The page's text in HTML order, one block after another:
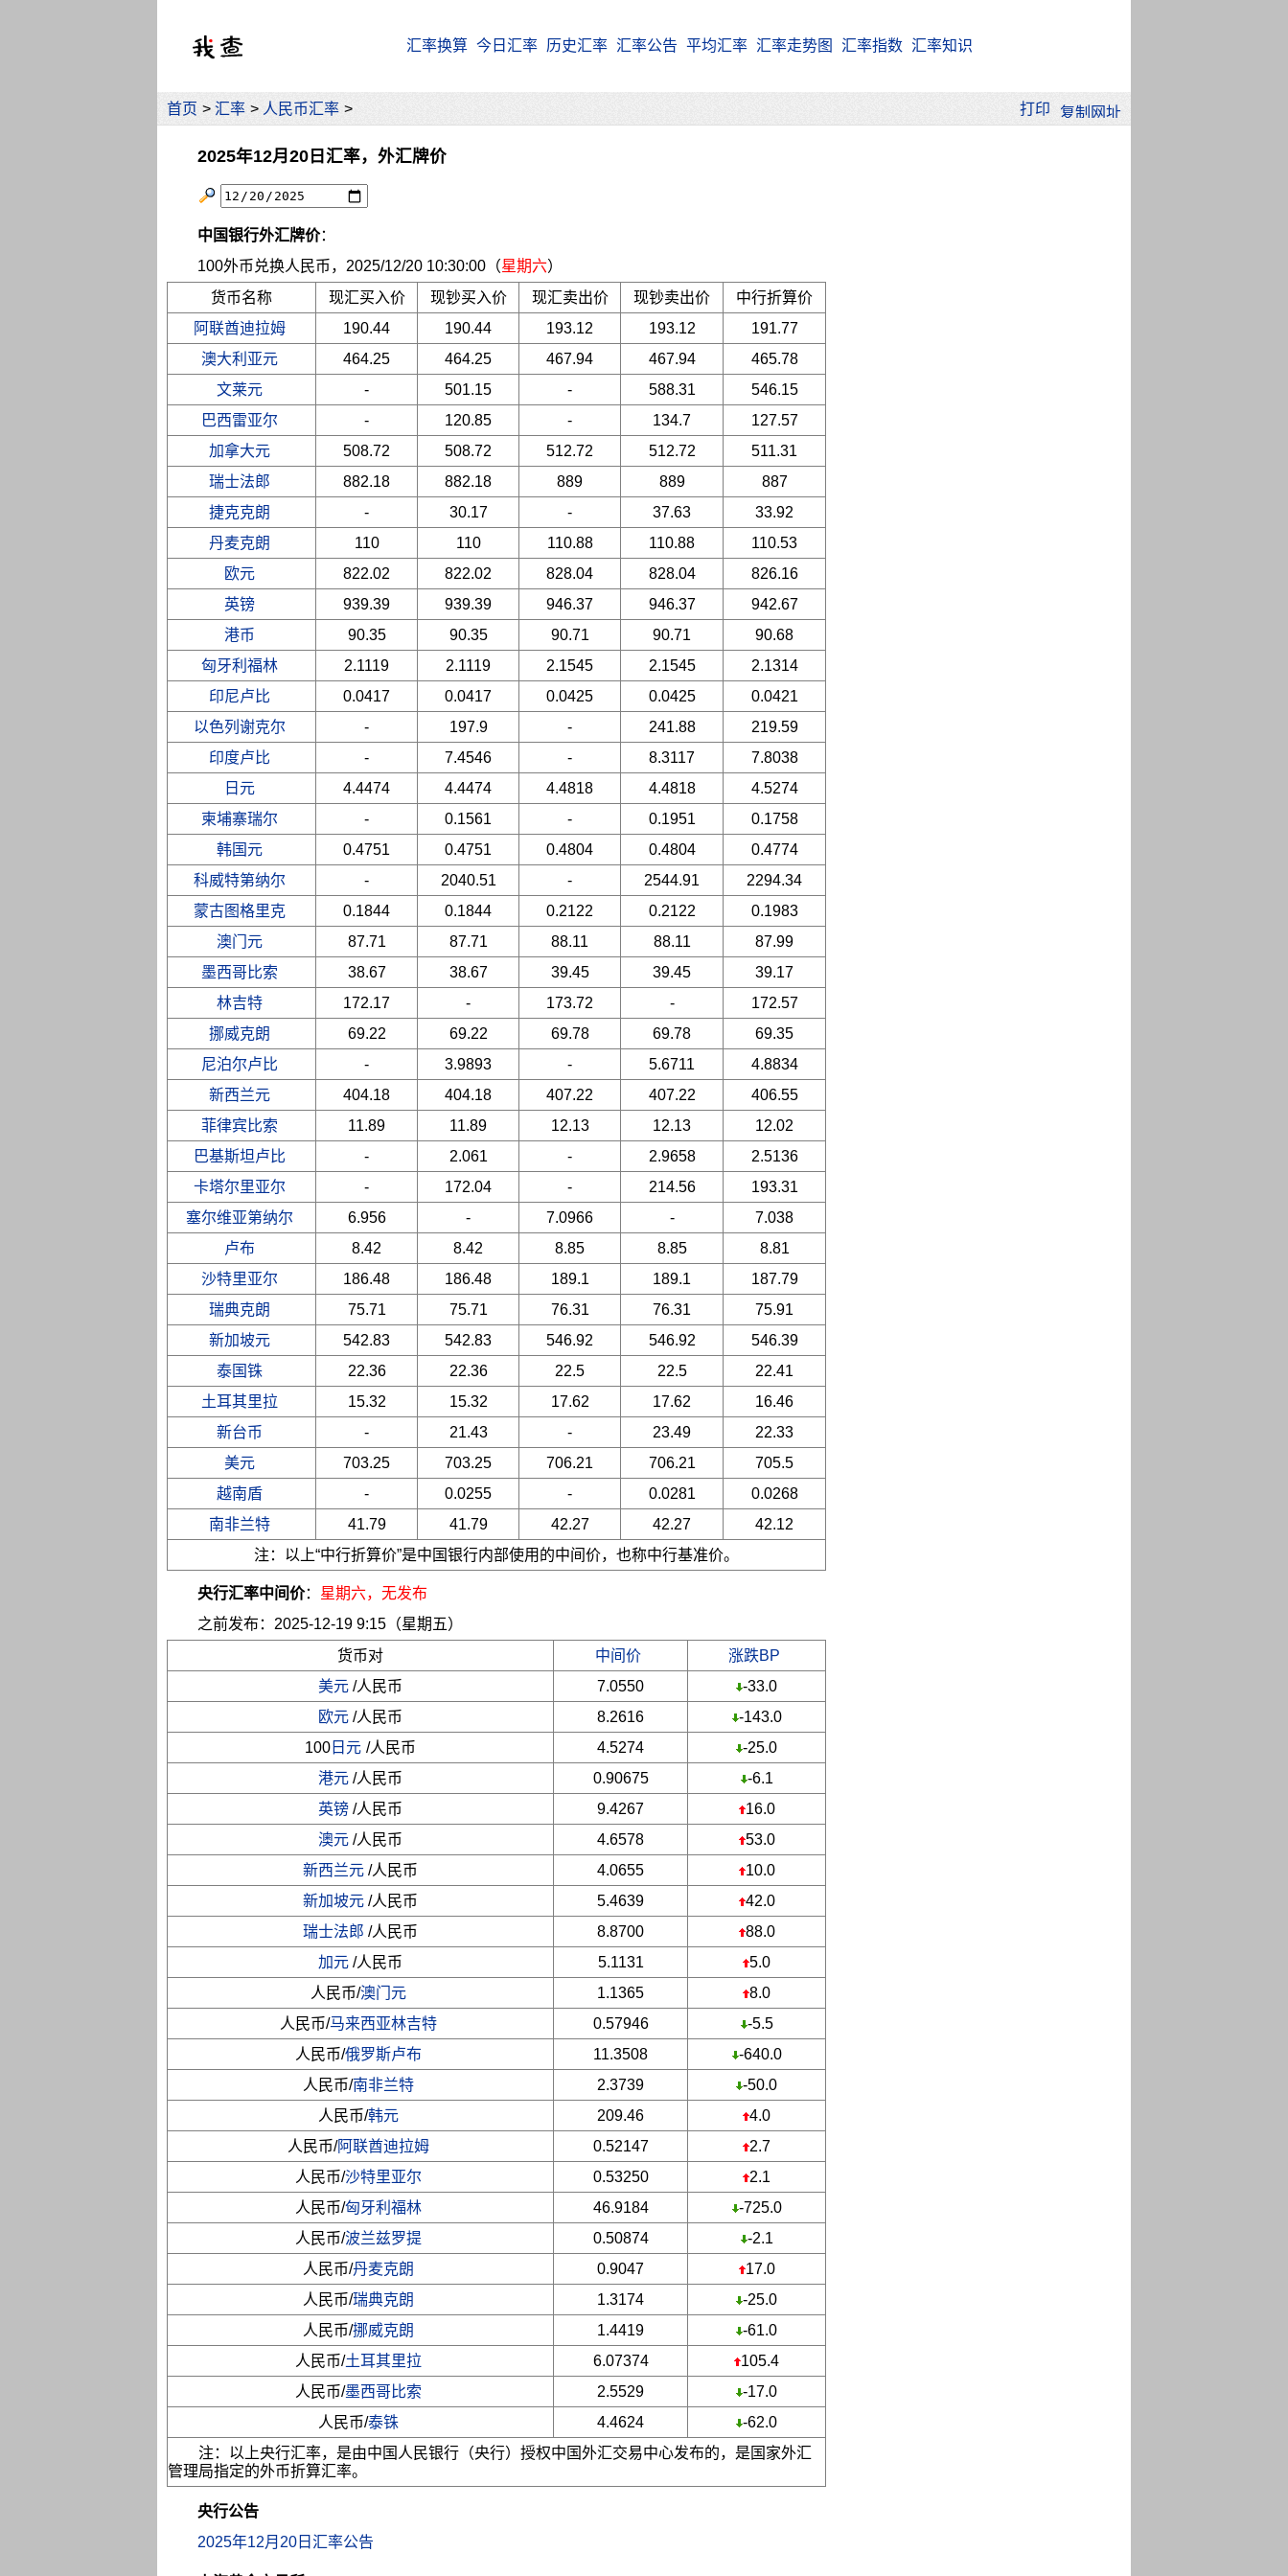
汇率换算 今日汇率 历史汇率 汇率公告 平均汇率 汇率走势图 汇率指数 汇率知识
首页 > 汇率 > 人民币汇率 > 打印
2025年12月20日汇率，外汇牌价
中国银行外汇牌价：
100外币兑换人民币，2025/12/20 10:30:00（星期六）
货币名称
现汇买入价 现钞买入价 现汇卖出价 现钞卖出价
中行折算价
阿联酋迪拉姆
190.44 190.44 193.12 193.12
191.77
澳大利亚元
464.25 464.25 467.94 467.94
465.78
文莱元
- 501.15 - 588.31
546.15
巴西雷亚尔
- 120.85 - 134.7
127.57
加拿大元
508.72 508.72 512.72 512.72
511.31
瑞士法郎
882.18 882.18 889 889
887
捷克克朗
- 30.17 - 37.63
33.92
丹麦克朗
110 110 110.88 110.88
110.53
欧元
822.02 822.02 828.04 828.04
826.16
英镑
939.39 939.39 946.37 946.37
942.67
港币
90.35 90.35 90.71 90.71
90.68
匈牙利福林
2.1119 2.1119 2.1545 2.1545
2.1314
印尼卢比
0.0417 0.0417 0.0425 0.0425
0.0421
以色列谢克尔
- 197.9 - 241.88
219.59
印度卢比
- 7.4546 - 8.3117
7.8038
日元
4.4474 4.4474 4.4818 4.4818
4.5274
柬埔寨瑞尔
- 0.1561 - 0.1951
0.1758
韩国元
0.4751 0.4751 0.4804 0.4804
0.4774
科威特第纳尔
- 2040.51 - 2544.91
2294.34
蒙古图格里克
0.1844 0.1844 0.2122 0.2122
0.1983
澳门元
87.71 87.71 88.11 88.11
87.99
墨西哥比索
38.67 38.67 39.45 39.45
39.17
林吉特
172.17 - 173.72 -
172.57
挪威克朗
69.22 69.22 69.78 69.78
69.35
尼泊尔卢比
- 3.9893 - 5.6711
4.8834
新西兰元
404.18 404.18 407.22 407.22
406.55
菲律宾比索
11.89 11.89 12.13 12.13
12.02
巴基斯坦卢比
- 2.061 - 2.9658
2.5136
卡塔尔里亚尔
- 172.04 - 214.56
193.31
塞尔维亚第纳尔
6.956 - 7.0966 -
7.038
卢布
8.42 8.42 8.85 8.85
8.81
沙特里亚尔
186.48 186.48 189.1 189.1
187.79
瑞典克朗
75.71 75.71 76.31 76.31
75.91
新加坡元
542.83 542.83 546.92 546.92
546.39
泰国铢
22.36 22.36 22.5 22.5
22.41
土耳其里拉
15.32 15.32 17.62 17.62
16.46
新台币
- 21.43 - 23.49
22.33
美元
703.25 703.25 706.21 706.21
705.5
越南盾
- 0.0255 - 0.0281
0.0268
南非兰特
41.79 41.79 42.27 42.27
42.12
注：以上“中行折算价”是中国银行内部使用的中间价，也称中行基准价。
央行汇率中间价： 星期六，无发布
之前发布：2025-12-19 9:15（星期五）
货币对
中间价
涨跌BP
美元 /人民币 7.0550
-33.0
欧元 /人民币 8.2616
-143.0
100 日元 /人民币 4.5274
-25.0
港元 /人民币 0.90675
-6.1
英镑 /人民币 9.4267
16.0
澳元 /人民币 4.6578
53.0
新西兰元 /人民币 4.0655
10.0
新加坡元 /人民币 5.4639
42.0
瑞士法郎 /人民币 8.8700
88.0
加元 /人民币 5.1131
5.0
人民币/澳门元 1.1365
8.0
人民币/马来西亚林吉特 0.57946
-5.5
人民币/俄罗斯卢布 11.3508
-640.0
人民币/南非兰特 2.3739
-50.0
人民币/韩元 209.46
4.0
人民币/阿联酋迪拉姆 0.52147
2.7
人民币/沙特里亚尔 0.53250
2.1
人民币/匈牙利福林 46.9184
-725.0
人民币/波兰兹罗提 0.50874
-2.1
人民币/丹麦克朗 0.9047
17.0
人民币/瑞典克朗 1.3174
-25.0
人民币/挪威克朗 1.4419
-61.0
人民币/土耳其里拉 6.07374
105.4
人民币/墨西哥比索 2.5529
-17.0
人民币/泰铢 4.4624
-62.0
注：以上央行汇率，是由中国人民银行（央行）授权中国外汇交易中心发布的，是国家外汇
管理局指定的外币折算汇率。
央行公告
2025年12月20日汇率公告